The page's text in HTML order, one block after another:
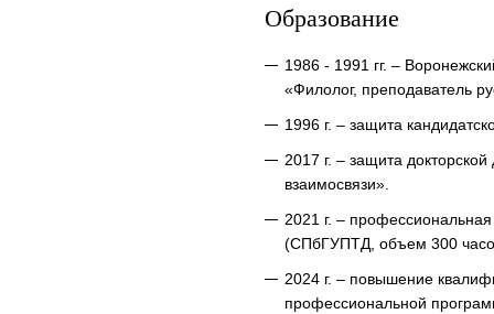
Образование
1986 - 1991 гг. –
«Филолог, преподаватель
1996 г. – защита
2017 г. – защита
взаимосвязи».
2021 г. –
(СПбГУПТД, объем 300
2024 г. – повышение
профессиональной